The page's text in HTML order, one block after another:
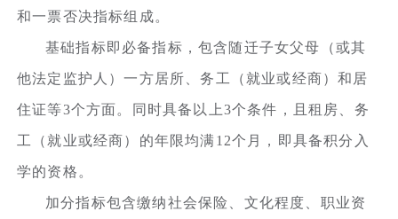
和一票否决指标组成。
基础指标即必备指标，包含随迁子女父母（或其
他法定监护人）一方居所、务工（就业或经商）和居
住证等3个方面。同时具备以上3个条件，且租房、务
工（就业或经商）的年限均满12个月，即具备积分入
学的资格。
加分指标包含缴纳社会保险、文化程度、职业资